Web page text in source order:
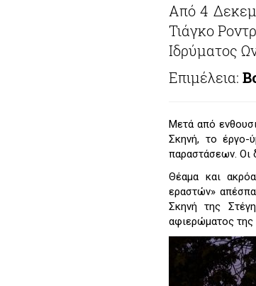
Από 4
Τιάγκο
Ιδρύματος
Επιμέλεια:
Μετά από
Σκηνή, το έργο-
παραστάσεων. Οι
Θέαμα και
εραστών»
Σκηνή της
αφιερώματος της